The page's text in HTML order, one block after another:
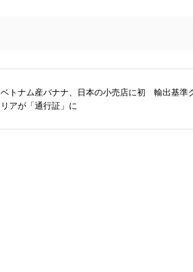
ベトナム産バナナ、日本の小売店に初 輸出基準
リアが「通行証」に